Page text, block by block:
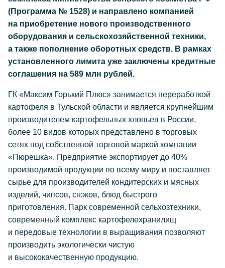
(Программа № 1528) и направлено компанией
на приобретение нового производственного
оборудования и сельскохозяйственной техники,
а также пополнение оборотных средств. В рамках
установленного лимита уже заключены кредитные
соглашения на 589 млн рублей.
ГК «Максим Горький Плюс» занимается переработкой
картофеля в Тульской области и является крупнейшим
производителем картофельных хлопьев в России,
более 10 видов которых представлено в торговых
сетях под собственной торговой маркой компании
«Пюрешка». Предприятие экспортирует до 40%
производимой продукции по всему миру и поставляет
сырье для производителей кондитерских и мясных
изделий, чипсов, снэков, блюд быстрого
приготовления. Парк современной сельхозтехники,
современный комплекс картофелехранилищ
и передовые технологии в выращивания позволяют
производить экологически чистую
и высококачественную продукцию.